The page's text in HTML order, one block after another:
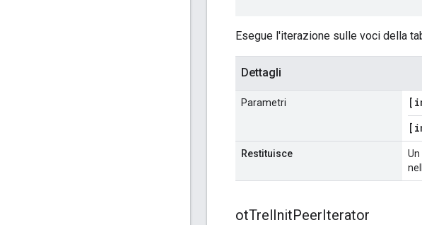
Esegue l'iterazione sulle voci della
Dettagli
Parametri
Restituisce
otTrelInitPeerIterator